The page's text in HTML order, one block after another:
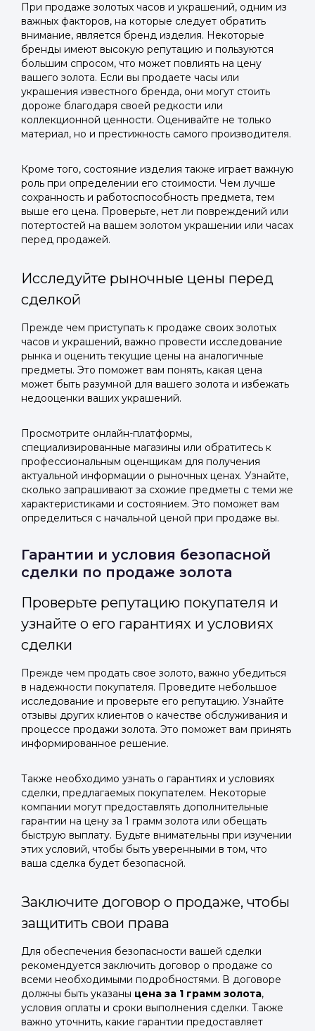
При продаже золотых часов и украшений, одним из
важных факторов, на которые следует обратить
внимание, является бренд изделия. Некоторые
бренды имеют высокую репутацию и пользуются
большим спросом, что может повлиять на цену
вашего золота. Если вы продаете часы или
украшения известного бренда, они могут стоить
дороже благодаря своей редкости или
коллекционной ценности. Оценивайте не только
материал, но и престижность самого производителя.
Кроме того, состояние изделия также играет важную
роль при определении его стоимости. Чем лучше
сохранность и работоспособность предмета, тем
выше его цена. Проверьте, нет ли повреждений или
потертостей на вашем золотом украшении или часах
перед продажей.
Исследуйте рыночные цены перед
сделкой
Прежде чем приступать к продаже своих золотых
часов и украшений, важно провести исследование
рынка и оценить текущие цены на аналогичные
предметы. Это поможет вам понять, какая цена
может быть разумной для вашего золота и избежать
недооценки ваших украшений.
Просмотрите онлайн-платформы,
специализированные магазины или обратитесь к
профессиональным оценщикам для получения
актуальной информации о рыночных ценах. Узнайте,
сколько запрашивают за схожие предметы с теми же
характеристиками и состоянием. Это поможет вам
определиться с начальной ценой при продаже вы.
Гарантии и условия безопасной
сделки по продаже золота
Проверьте репутацию покупателя и
узнайте о его гарантиях и условиях
сделки
Прежде чем продать свое золото, важно убедиться
в надежности покупателя. Проведите небольшое
исследование и проверьте его репутацию. Узнайте
отзывы других клиентов о качестве обслуживания и
процессе продажи золота. Это поможет вам принять
информированное решение.
Также необходимо узнать о гарантиях и условиях
сделки, предлагаемых покупателем. Некоторые
компании могут предоставлять дополнительные
гарантии на цену за 1 грамм золота или обещать
быструю выплату. Будьте внимательны при изучении
этих условий, чтобы быть уверенными в том, что
ваша сделка будет безопасной.
Заключите договор о продаже, чтобы
защитить свои права
Для обеспечения безопасности вашей сделки
рекомендуется заключить договор о продаже со
всеми необходимыми подробностями. В договоре
должны быть указаны цена за 1 грамм золота,
условия оплаты и сроки выполнения сделки. Также
важно уточнить, какие гарантии предоставляет